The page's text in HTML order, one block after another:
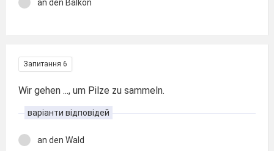
an den Balkon
Запитання 6
Wir gehen ..., um Pilze zu sammeln.
варіанти відповідей
an den Wald